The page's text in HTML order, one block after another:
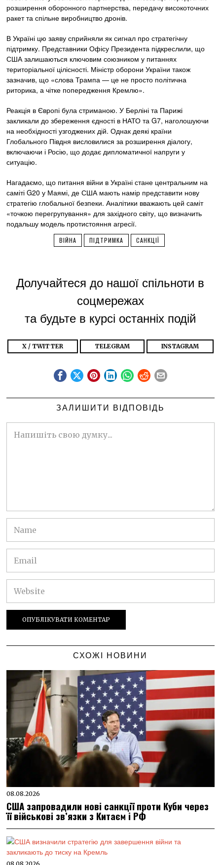
розширення оборонного партнерства, передачу високоточних
ракет та спільне виробництво дронів.
В Україні цю заяву сприйняли як сигнал про стратегічну
підтримку. Представники Офісу Президента підкреслили, що
США залишаються ключовим союзником у питаннях
територіальної цілісності. Міністр оборони України також
зазначив, що «слова Трампа — це не просто політична
риторика, а чітке попередження Кремлю».
Реакція в Європі була стриманою. У Берліні та Парижі
закликали до збереження єдності в НАТО та G7, наголошуючи
на необхідності узгоджених дій. Однак деякі країни
Глобального Півдня висловилися за розширення діалогу,
включаючи і Росію, що додає дипломатичної напруги у
ситуацію.
Нагадаємо, що питання війни в Україні стане центральним на
саміті G20 у Маямі, де США мають намір представити нову
стратегію глобальної безпеки. Аналітики вважають цей саміт
«точкою перегрупування» для західного світу, що визначить
подальшу модель протистояння агресії.
ВІЙНА ПІДТРИМКА САНКЦІЇ
Долучайтеся до нашої спільноти в
соцмережах
та будьте в курсі останніх подій
X / TWITTER TELEGRAM INSTAGRAM
ЗАЛИШИТИ ВІДПОВІДЬ
СХОЖІ НОВИНИ
08.08.2026
США запровадили нові санкції проти Куби через
її військові зв’язки з Китаєм і РФ